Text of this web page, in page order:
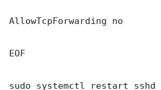
AllowTcpForwarding no
EOF
sudo systemctl restart sshd